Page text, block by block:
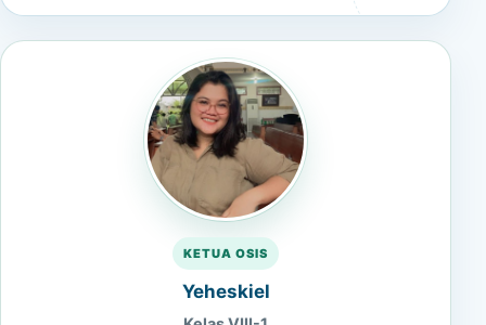
KETUA OSIS
Yeheskiel